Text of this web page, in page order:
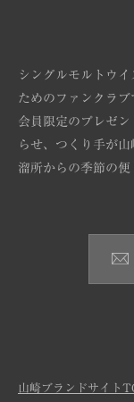
シングルモルトウ
ためのファンクラブ
会員限定のプレゼ
らせ、 つくり手が
溜所からの季節の便
山崎ブランドサイト